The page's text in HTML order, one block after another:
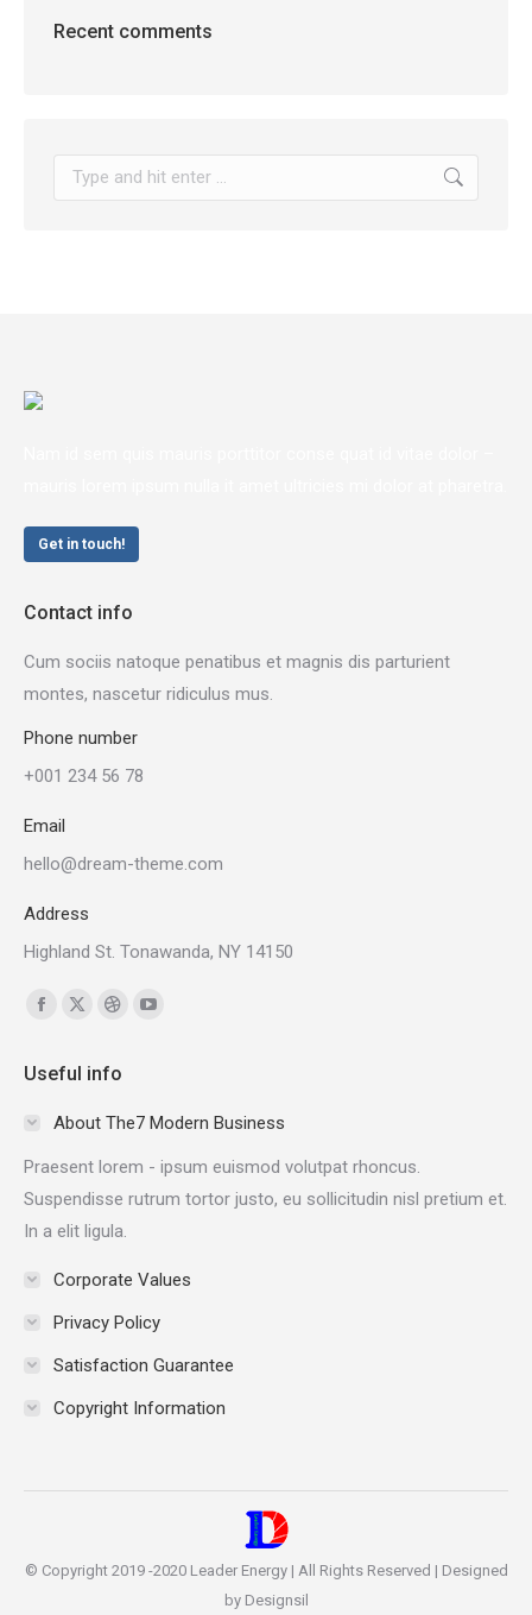
Recent comments
Search:
Get in touch!
Contact info
Cum sociis natoque penatibus et magnis dis parturient
montes, nascetur ridiculus mus.
Phone number
+001 234 56 78
Email
hello@dream-theme.com
Address
Highland St. Tonawanda, NY 14150
Find us on:
Facebook
opens
window
X
opens
window
Dribbble
opens
in
window
in
window
Useful info
About The7 Modern Business
Praesent lorem - ipsum euismod volutpat rhoncus.
Suspendisse rutrum tortor justo, eu sollicitudin nisl pretium et.
In a elit ligula.
Corporate Values
Privacy Policy
Satisfaction Guarantee
Copyright Information
© Copyright 2019 -2020 Leader Energy | All Rights Reserved | Designed
by Designsil